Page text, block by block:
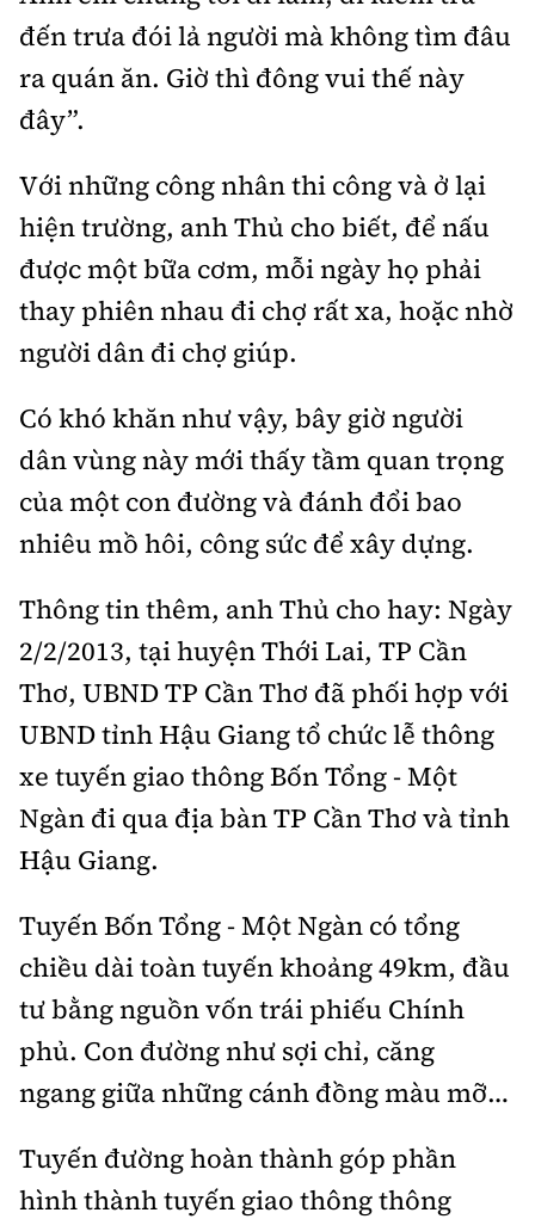
đến trưa đói lả người mà không tìm đâu
ra quán ăn. Giờ thì đông vui thế này
đây”.
Với những công nhân thi công và ở lại
hiện trường, anh Thủ cho biết, để nấu
được một bữa cơm, mỗi ngày họ phải
thay phiên nhau đi chợ rất xa, hoặc nhờ
người dân đi chợ giúp.
Có khó khăn như vậy, bây giờ người
dân vùng này mới thấy tầm quan trọng
của một con đường và đánh đổi bao
nhiêu mồ hôi, công sức để xây dựng.
Thông tin thêm, anh Thủ cho hay: Ngày
2/2/2013, tại huyện Thới Lai, TP Cần
Thơ, UBND TP Cần Thơ đã phối hợp với
UBND tỉnh Hậu Giang tổ chức lễ thông
xe tuyến giao thông Bốn Tổng - Một
Ngàn đi qua địa bàn TP Cần Thơ và tỉnh
Hậu Giang.
Tuyến Bốn Tổng - Một Ngàn có tổng
chiều dài toàn tuyến khoảng 49km, đầu
tư bằng nguồn vốn trái phiếu Chính
phủ. Con đường như sợi chỉ, căng
ngang giữa những cánh đồng màu mỡ…
Tuyến đường hoàn thành góp phần
hình thành tuyến giao thông thông